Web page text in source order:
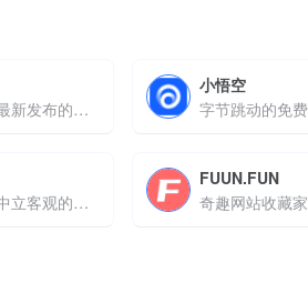
为用户提供最新发布的互联网产品
小悟空
为企业提供中立客观的软件选型推荐
FUUN.FUN
奇趣网站收藏家